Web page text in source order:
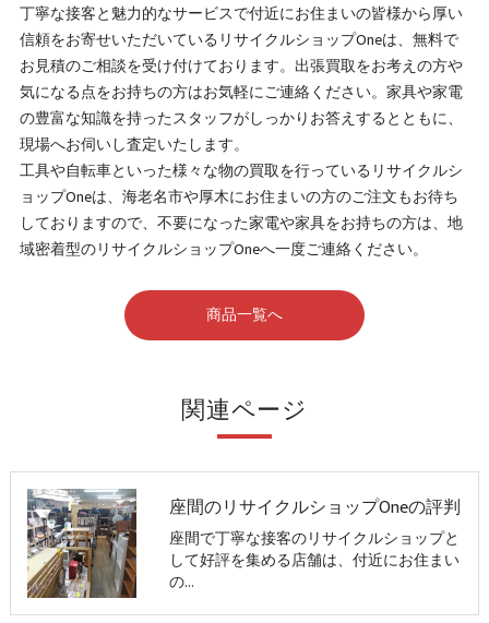
丁寧な接客と魅力的なサービスで付近にお住まいの皆様から厚い
信頼をお寄せいただいているリサイクルショップOneは、無料で
お見積のご相談を受け付けております。出張買取をお考えの方や
気になる点をお持ちの方はお気軽にご連絡ください。家具や家電
の豊富な知識を持ったスタッフがしっかりお答えするとともに、
現場へお伺いし査定いたします。
工具や自転車といった様々な物の買取を行っているリサイクルシ
ョップOneは、海老名市や厚木にお住まいの方のご注文もお待ち
しておりますので、不要になった家電や家具をお持ちの方は、地
域密着型のリサイクルショップOneへ一度ご連絡ください。
商品一覧へ
関連ページ
座間のリサイクルショップOneの評判
座間で丁寧な接客のリサイクルショップと
して好評を集める店舗は、付近にお住まい
の…